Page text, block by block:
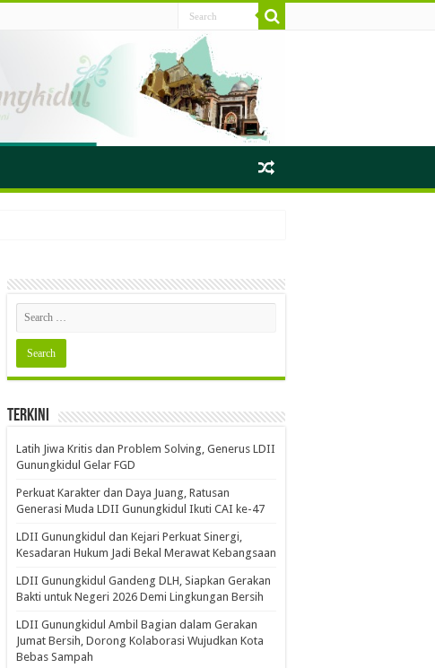
Terkini
Latih Jiwa Kritis dan Problem Solving, Generus LDII
Gunungkidul Gelar FGD
Perkuat Karakter dan Daya Juang, Ratusan
Generasi Muda LDII Gunungkidul Ikuti CAI ke-47
LDII Gunungkidul dan Kejari Perkuat Sinergi,
Kesadaran Hukum Jadi Bekal Merawat Kebangsaan
LDII Gunungkidul Gandeng DLH, Siapkan Gerakan
Bakti untuk Negeri 2026 Demi Lingkungan Bersih
LDII Gunungkidul Ambil Bagian dalam Gerakan
Jumat Bersih, Dorong Kolaborasi Wujudkan Kota
Bebas Sampah